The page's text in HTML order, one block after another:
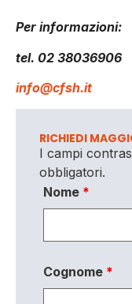
Per informazioni:
tel. 02 38036906
info@cfsh.it
RICHIEDI
I campi
obbligatori.
Nome *
Cognome *